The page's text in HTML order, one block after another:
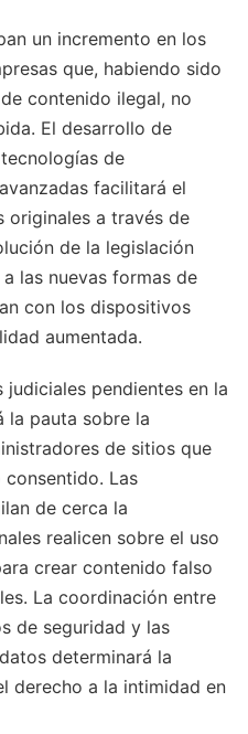
un incremento en los
que, habiendo sido
contenido ilegal, no
El desarrollo de
de
facilitará el
originales a través de
de la legislación
las nuevas formas de
con los dispositivos
aumentada.
pendientes en la
la pauta sobre la
de sitios que
Las
de cerca la
realicen sobre el uso
crear contenido falso
La coordinación entre
de seguridad y las
determinará la
derecho a la intimidad en